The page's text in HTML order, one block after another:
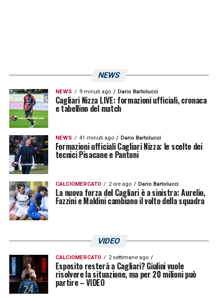
Non manca nemmeno l’interesse dall’estero:
secondo quanto riferito da Moretto, anche il
Bournemouthavrebbe messo gli occhi sul
giocatore, aumentando ulteriormente il livello
di competizione attorno al suo nome.
Cagliari, strategia chiara: rinforzi
mirati senza rivoluzioni
La linea del Cagliari resta improntata alla
prudenza e alla sostenibilità. L’eventuale
strategia ben precisa: migliorare la qualità
complessiva del centrocampo senza alterare
gli equilibri del gruppo.
Il mese di gennaio offrirà diverse
NEWS
NEWS 9 minuti ago Dario Bartolucci
Cagliari Nizza LIVE: formazioni ufficiali, cronaca
e tabellino del match
NEWS 41 minuti ago Dario Bartolucci
Formazioni ufficiali Cagliari Nizza: le scelte dei
tecnici Pisacane e Pantoni
CALCIOMERCATO 2 ore ago Dario Bartolucci
La nuova forza del Cagliari è a sinistra: Aurelio,
Fazzini e Maldini cambiano il volto della squadra
VIDEO
CALCIOMERCATO 2 settimane ago
Esposito resterà a Cagliari? Giulini vuole
risolvere la situazione, ma per 20 milioni può
partire – VIDEO